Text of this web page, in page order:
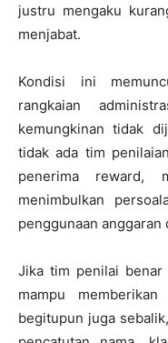
justru mengaku
menjabat.
Kondisi ini
rangkaian
kemungkinan tidak
tidak ada tim
penerima reward,
menimbulkan
penggunaan anggaran
Jika tim penilai benar
mampu
begitupun juga